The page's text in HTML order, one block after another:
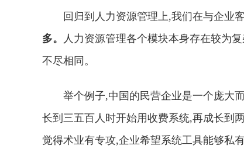
回归到人力资源管理上,我们在与企业
多。
人力资源管理各个模块本身存在较为
不尽相同。
举个例子,中国的民营企业是一个庞大
长到三五百人时开始用收费系统,再成长到
觉得术业有专攻,企业希望系统工具能够私